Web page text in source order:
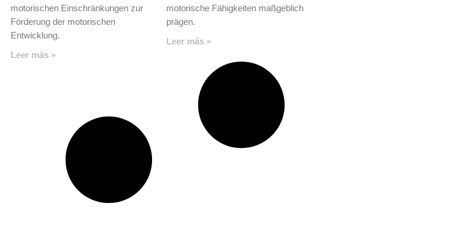
motorischen Einschränkungen zur
Förderung der motorischen
Entwicklung.
Leer más »
motorische Fähigkeiten maßgeblich
prägen.
Leer más »